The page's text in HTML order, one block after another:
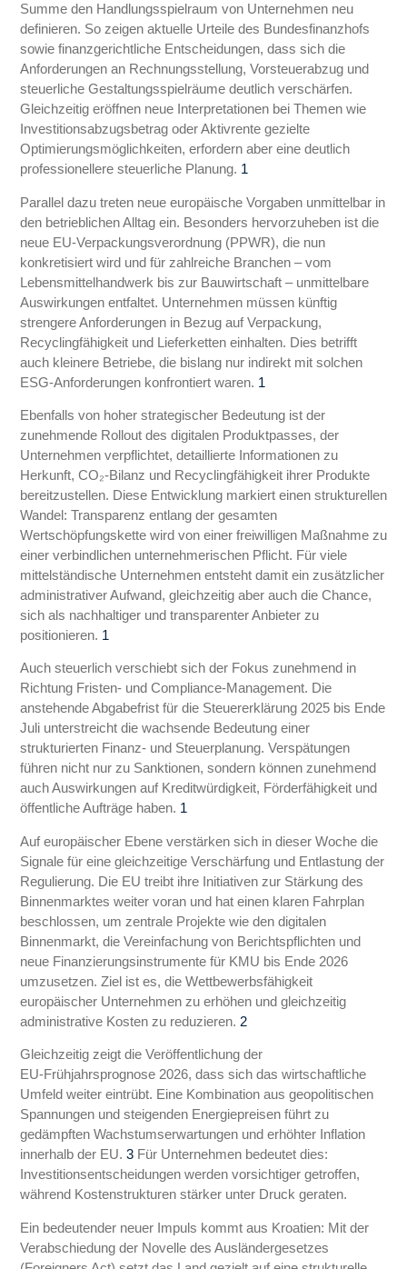
Summe den Handlungsspielraum von Unternehmen neu
definieren. So zeigen aktuelle Urteile des Bundesfinanzhofs
sowie finanzgerichtliche Entscheidungen, dass sich die
Anforderungen an Rechnungsstellung, Vorsteuerabzug und
steuerliche Gestaltungsspielräume deutlich verschärfen.
Gleichzeitig eröffnen neue Interpretationen bei Themen wie
Investitionsabzugsbetrag oder Aktivrente gezielte
Optimierungsmöglichkeiten, erfordern aber eine deutlich
professionellere steuerliche Planung. 1
Parallel dazu treten neue europäische Vorgaben unmittelbar in
den betrieblichen Alltag ein. Besonders hervorzuheben ist die
neue EU‑Verpackungsverordnung (PPWR), die nun
konkretisiert wird und für zahlreiche Branchen – vom
Lebensmittelhandwerk bis zur Bauwirtschaft – unmittelbare
Auswirkungen entfaltet. Unternehmen müssen künftig
strengere Anforderungen in Bezug auf Verpackung,
Recyclingfähigkeit und Lieferketten einhalten. Dies betrifft
auch kleinere Betriebe, die bislang nur indirekt mit solchen
ESG‑Anforderungen konfrontiert waren. 1
Ebenfalls von hoher strategischer Bedeutung ist der
zunehmende Rollout des digitalen Produktpasses, der
Unternehmen verpflichtet, detaillierte Informationen zu
Herkunft, CO₂‑Bilanz und Recyclingfähigkeit ihrer Produkte
bereitzustellen. Diese Entwicklung markiert einen strukturellen
Wandel: Transparenz entlang der gesamten
Wertschöpfungskette wird von einer freiwilligen Maßnahme zu
einer verbindlichen unternehmerischen Pflicht. Für viele
mittelständische Unternehmen entsteht damit ein zusätzlicher
administrativer Aufwand, gleichzeitig aber auch die Chance,
sich als nachhaltiger und transparenter Anbieter zu
positionieren. 1
Auch steuerlich verschiebt sich der Fokus zunehmend in
Richtung Fristen- und Compliance‑Management. Die
anstehende Abgabefrist für die Steuererklärung 2025 bis Ende
Juli unterstreicht die wachsende Bedeutung einer
strukturierten Finanz- und Steuerplanung. Verspätungen
führen nicht nur zu Sanktionen, sondern können zunehmend
auch Auswirkungen auf Kreditwürdigkeit, Förderfähigkeit und
öffentliche Aufträge haben. 1
Auf europäischer Ebene verstärken sich in dieser Woche die
Signale für eine gleichzeitige Verschärfung und Entlastung der
Regulierung. Die EU treibt ihre Initiativen zur Stärkung des
Binnenmarktes weiter voran und hat einen klaren Fahrplan
beschlossen, um zentrale Projekte wie den digitalen
Binnenmarkt, die Vereinfachung von Berichtspflichten und
neue Finanzierungsinstrumente für KMU bis Ende 2026
umzusetzen. Ziel ist es, die Wettbewerbsfähigkeit
europäischer Unternehmen zu erhöhen und gleichzeitig
administrative Kosten zu reduzieren. 2
Gleichzeitig zeigt die Veröffentlichung der
EU‑Frühjahrsprognose 2026, dass sich das wirtschaftliche
Umfeld weiter eintrübt. Eine Kombination aus geopolitischen
Spannungen und steigenden Energiepreisen führt zu
gedämpften Wachstumserwartungen und erhöhter Inflation
innerhalb der EU. 3 Für Unternehmen bedeutet dies:
Investitionsentscheidungen werden vorsichtiger getroffen,
während Kostenstrukturen stärker unter Druck geraten.
Ein bedeutender neuer Impuls kommt aus Kroatien: Mit der
Verabschiedung der Novelle des Ausländergesetzes